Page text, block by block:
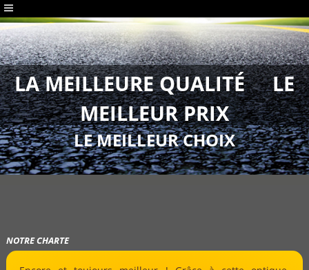
LA MEILLEURE QUALITÉ LE
MEILLEUR PRIX
LE MEILLEUR CHOIX
NOTRE CHARTE